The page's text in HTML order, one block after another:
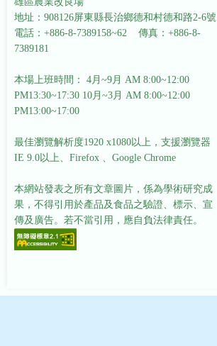
地址：908126屏東縣長治鄉德和村德和路2-6號
電話：+886-8-7389158~62 傳真：+886-8-
7389181
本場上班時間： 4月~9月 AM 8:00~12:00
PM13:30~17:30 10月~3月 AM 8:00~12:00
PM13:00~17:00
最佳瀏覽解析度1920 x1080以上，支援瀏覽器
IE 9.0以上、Firefox 、Google Chrome
本網站發表之所有文章圖片，係為學術研究成
果，不得引用於產品及食品之驗證、標示、宣
傳及廣告。若不當引用，應自負法律責任。